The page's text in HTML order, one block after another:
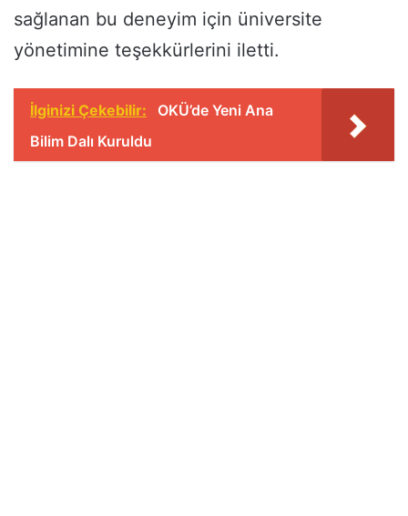
sağlanan bu deneyim için üniversite
yönetimine teşekkürlerini iletti.
İlginizi Çekebilir:
OKÜ’de Yeni Ana
Bilim Dalı Kuruldu